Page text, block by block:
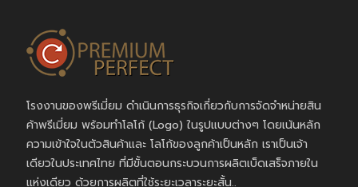
โรงงานของพรีเมี่ยม ดำเนินการธุรกิจเกี่ยวกับการจัดจำหน่ายสิน
ค้าพรีเมี่ยม พร้อมทำโลโก้ (Logo) ในรูปแบบต่างๆ โดยเน้นหลัก
ความเข้าใจในตัวสินค้าและ โลโก้ของลูกค้าเป็นหลัก เราเป็นเจ้า
เดียวในประเทศไทย ที่มีขั้นตอนกระบวนการผลิตเบ็ดเสร็จภายใน
แห่งเดียว ด้วยการผลิตที่ใช้ระยะเวลาระยะสั้น..